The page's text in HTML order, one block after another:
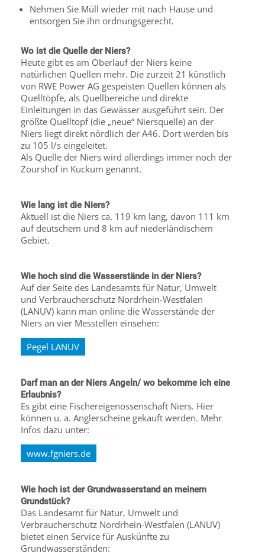
Nehmen Sie Müll wieder mit nach Hause und
entsorgen Sie ihn ordnungsgerecht.
Wo ist die Quelle der Niers?
Heute gibt es am Oberlauf der Niers keine
natürlichen Quellen mehr. Die zurzeit 21 künstlich
von RWE Power AG gespeisten Quellen können als
Quelltöpfe, als Quellbereiche und direkte
Einleitungen in das Gewässer ausgeführt sein. Der
größte Quelltopf (die „neue“ Niersquelle) an der
Niers liegt direkt nördlich der A46. Dort werden bis
zu 105 l/s eingeleitet.
Als Quelle der Niers wird allerdings immer noch der
Zourshof in Kuckum genannt.
Wie lang ist die Niers?
Aktuell ist die Niers ca. 119 km lang, davon 111 km
auf deutschem und 8 km auf niederländischem
Gebiet.
Wie hoch sind die Wasserstände in der Niers?
Auf der Seite des Landesamts für Natur, Umwelt
und Verbraucherschutz Nordrhein-Westfalen
(LANUV) kann man online die Wasserstände der
Niers an vier Messtellen einsehen:
Pegel LANUV
Darf man an der Niers Angeln/ wo bekomme ich eine
Erlaubnis?
Es gibt eine Fischereigenossenschaft Niers. Hier
können u. a. Anglerscheine gekauft werden. Mehr
Infos dazu unter:
www.fgniers.de
Wie hoch ist der Grundwasserstand an meinem
Grundstück?
Das Landesamt für Natur, Umwelt und
Verbraucherschutz Nordrhein-Westfalen (LANUV)
bietet einen Service für Auskünfte zu
Grundwasserständen: